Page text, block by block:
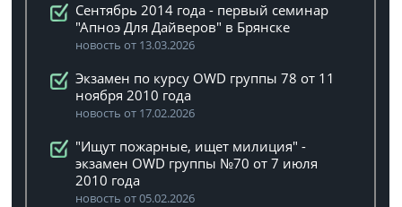
Сентябрь 2014 года - первый семинар
"Апноэ Для Дайверов" в Брянске
новость от 13.03.2026
Экзамен по курсу OWD группы 78 от 11
ноября 2010 года
новость от 17.02.2026
"Ищут пожарные, ищет милиция" -
экзамен OWD группы №70 от 7 июля
2010 года
новость от 05.02.2026